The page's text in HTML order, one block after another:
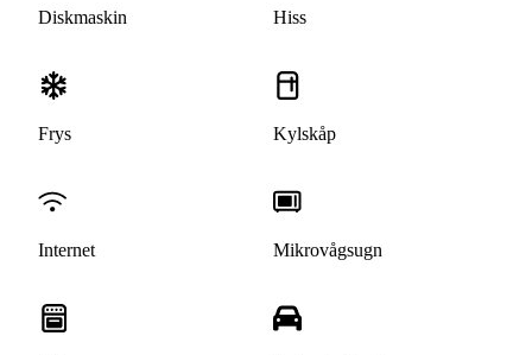
Diskmaskin Hiss
Frys Kylskåp
Internet Mikrovågsugn